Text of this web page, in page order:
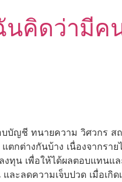
นคิดว่ามี
บัญชี ทนายความ วิศวกร ส
กต่างกันบ้าง เนื่องจากร
ทุน เพื่อให้ได้ผลตอบแทนแ
ะลดความเจ็บปวด เมื่อเ